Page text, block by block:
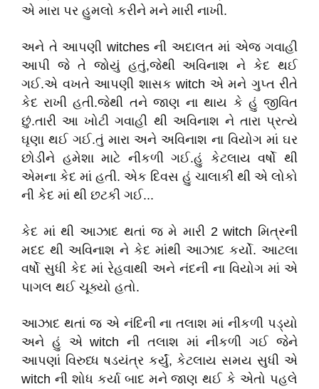
એ મારા પર હુમલો કરીને મને મારી નાખી.
અને તે આપણી witches ની અદાલત માં એજ ગવાહી
આપી જે તે જોયું હતું,જેથી અવિનાશ ને કેદ થઈ
ગઈ.એ વખતે આપણી શાસક witch એ મને ગુપ્ત રીતે
કેદ રાખી હતી.જેથી તને જાણ ના થાય કે હું જીવિત
છું.તારી આ ખોટી ગવાહી થી અવિનાશ ને તારા પ્રત્યે
ઘૃણા થઈ ગઈ.તું મારા અને અવિનાશ ના વિયોગ માં ઘર
છોડીને હમેશા માટે નીકળી ગઈ.હું કેટલાય વર્ષો થી
એમના કેદ માં હતી. એક દિવસ હું ચાલાકી થી એ લોકો
ની કેદ માં થી છટકી ગઈ...
કેદ માં થી આઝાદ થતાં જ મે મારી 2 witch મિત્રની
મદદ થી અવિનાશ ને કેદ માંથી આઝાદ કર્યો. આટલા
વર્ષો સુધી કેદ માં રેહવાથી અને નંદની ના વિયોગ માં એ
પાગલ થઈ ચૂક્યો હતો.
આઝાદ થતાં જ એ નંદિની ના તલાશ માં નીકળી પડ્યો
અને હું એ witch ની તલાશ માં નીકળી ગઈ જેને
આપણાં વિરુધ્ધ ષડયંત્ર કર્યું, કેટલાય સમય સુધી એ
witch ની શોધ કર્યા બાદ મને જાણ થઈ કે એતો પહલે